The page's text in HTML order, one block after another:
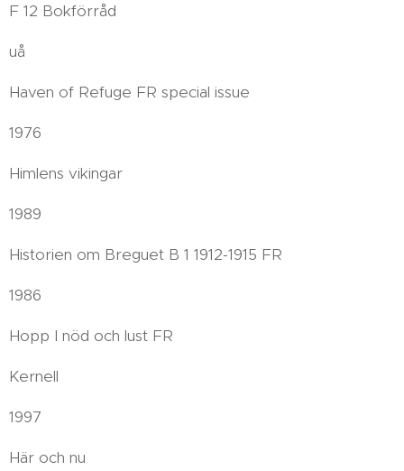
F 12 Bokförråd
uå
Haven of Refuge FR special issue
1976
Himlens vikingar
1989
Historien om Breguet B 1 1912-1915 FR
1986
Hopp I nöd och lust FR
Kernell
1997
Här och nu